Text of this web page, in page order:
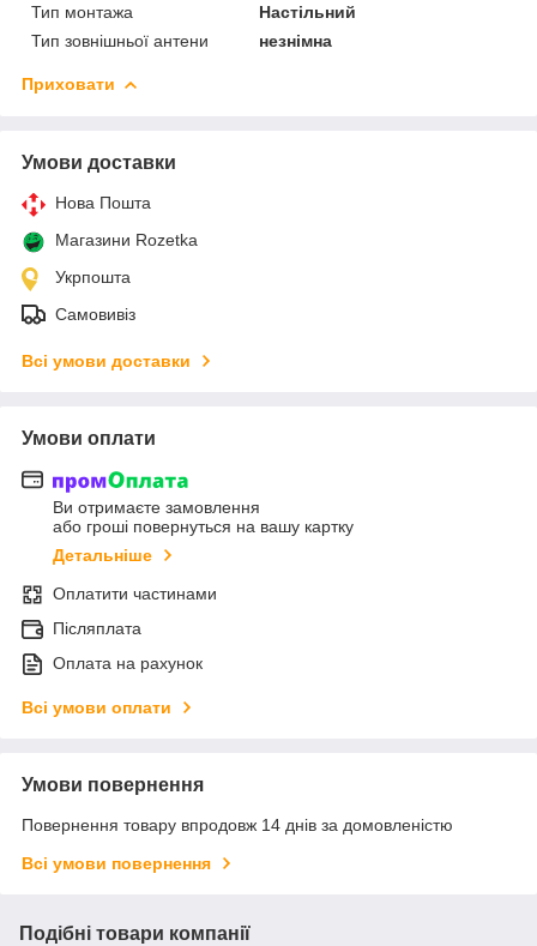
Тип монтажа
Настільний
Тип зовнішньої антени
незнімна
Приховати
Умови доставки
Нова Пошта
Магазини Rozetka
Укрпошта
Самовивіз
Всі умови доставки
Умови оплати
Ви отримаєте замовлення
або гроші повернуться на вашу картку
Детальніше
Оплатити частинами
Післяплата
Оплата на рахунок
Всі умови оплати
Умови повернення
Повернення товару впродовж 14 днів за домовленістю
Всі умови повернення
Подібні товари компанії